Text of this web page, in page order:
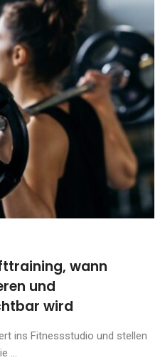
wann
und
wird
ins Fitnessstudio und stellen
...